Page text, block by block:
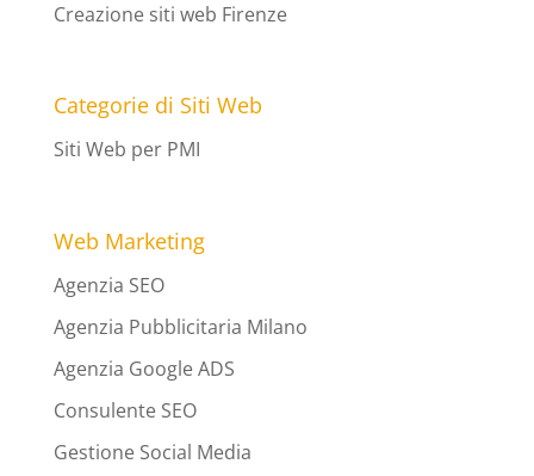
Creazione siti web Firenze
Categorie di Siti Web
Siti Web per PMI
Web Marketing
Agenzia SEO
Agenzia Pubblicitaria Milano
Agenzia Google ADS
Consulente SEO
Gestione Social Media